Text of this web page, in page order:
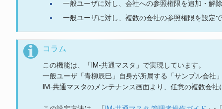
一般ユーザに対し、会社への参照権限を追加・解
一般ユーザに対し、複数の会社の参照権限を設定
コラム
この機能は、「IM-共通マスタ」で実現しています。
一般ユーザ「青柳辰巳」自身が所属する「サンプル会社
IM-共通マスタのメンテナンス画面より、任意の複数会